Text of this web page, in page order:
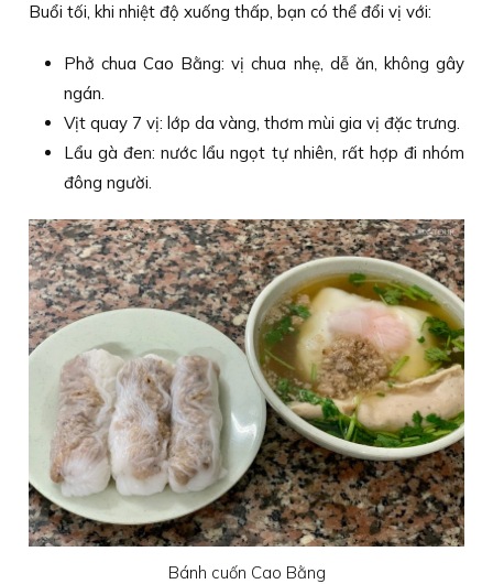
Buổi tối, khi nhiệt độ xuống thấp, bạn có thể đổi vị với:
Phở chua Cao Bằng: vị chua nhẹ, dễ ăn, không gây
ngán.
Vịt quay 7 vị: lớp da vàng, thơm mùi gia vị đặc trưng.
Lẩu gà đen: nước lẩu ngọt tự nhiên, rất hợp đi nhóm
đông người.
Bánh cuốn Cao Bằng